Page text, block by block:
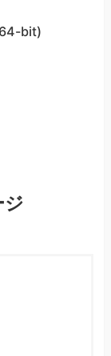
bit)
ジ